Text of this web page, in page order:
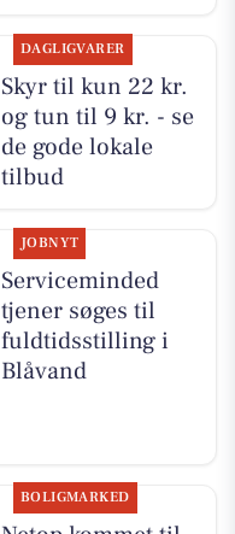
DAGLIGVARER
Skyr til kun 22 kr.
og tun til 9 kr. - se
de gode lokale
tilbud
JOBNYT
Serviceminded
tjener søges til
fuldtidsstilling i
Blåvand
BOLIGMARKED